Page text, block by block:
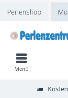
Perlenshop
Menü